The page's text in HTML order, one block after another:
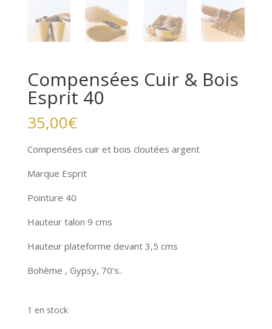
Compensées Cuir & Bois
Esprit 40
35,00€
Compensées cuir et bois cloutées argent
Marque Esprit
Pointure 40
Hauteur talon 9 cms
Hauteur plateforme devant 3,5 cms
Bohème , Gypsy, 70’s..
1 en stock